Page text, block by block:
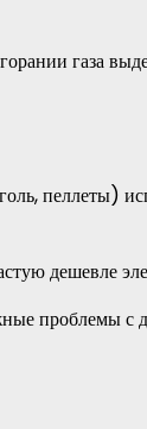
газа
пеллеты)
дешевле
проблемы с